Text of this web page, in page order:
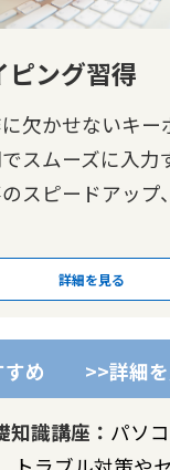
ピング習得
欠かせないキー
スムーズに入力
スピードアップ
詳細を見る
知識講座： パソ